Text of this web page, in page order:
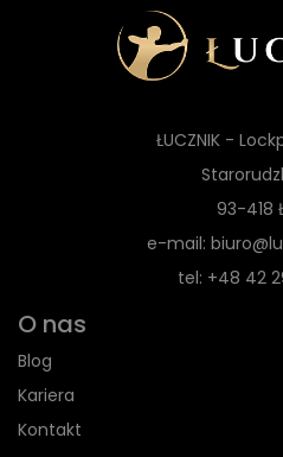
ŁUCZNIK -
93-418
e-mail:
tel: +48 42
O nas
Blog
Kariera
Kontakt